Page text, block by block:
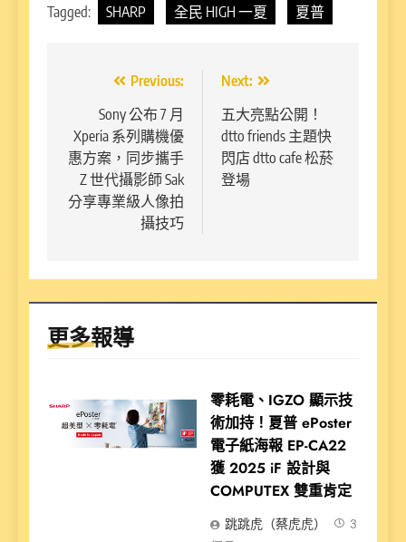
Tagged: SHARP 全民 HIGH 一夏 夏普
導
覽
Previous:
Sony 公布 7 月
Xperia 系列購機優
惠方案，同步攜手
Z 世代攝影師 Sak
分享專業級人像拍
攝技巧
Next:
五大亮點公開！
dtto friends 主題快
閃店 dtto cafe 松菸
登場
更多報導
零耗電、IGZO 顯示技
術加持！夏普 ePoster
電子紙海報 EP-CA22
獲 2025 iF 設計與
COMPUTEX 雙重肯定
跳跳虎（蔡虎虎）
3